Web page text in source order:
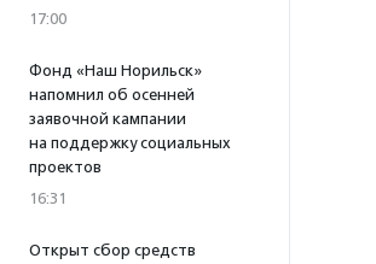
17:00
Фонд «Наш Норильск»
напомнил об осенней
заявочной кампании
на поддержку социальных
проектов
16:31
Открыт сбор средств